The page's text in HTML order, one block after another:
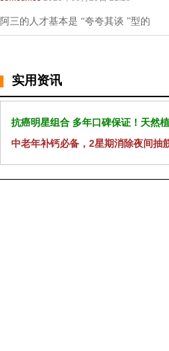
阿三的人才基本是 “夸夸其谈 ”型的
实用资讯
抗癌明星组合 多年口碑保证！天然
中老年补钙必备，2星期消除夜间抽